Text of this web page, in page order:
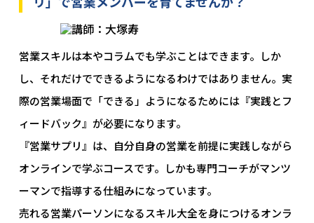
営業スキルは本やコラムでも学ぶことはできます。しか
し、それだけでできるようになるわけではありません。実
際の営業場面で「できる」ようになるためには『実践とフ
ィードバック』が必要になります。
『営業サプリ』は、自分自身の営業を前提に実践しながら
オンラインで学ぶコースです。しかも専門コーチがマンツ
ーマンで指導する仕組みになっています。
売れる営業パーソンになるスキル大全を身につけるオンラ